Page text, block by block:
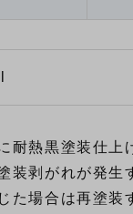
耐熱黒塗装仕上
装剥がれが発生
た場合は再塗装